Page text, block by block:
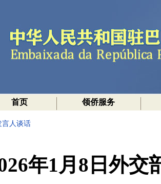
首页 领侨服务
言人谈话
年1月8日外交